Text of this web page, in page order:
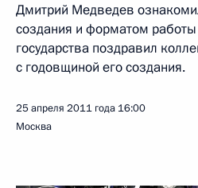
Дмитрий Медведев
создания и форматом работы
государства поздравил
с годовщиной его создания.
25 апреля 2011 года 16:00
Москва